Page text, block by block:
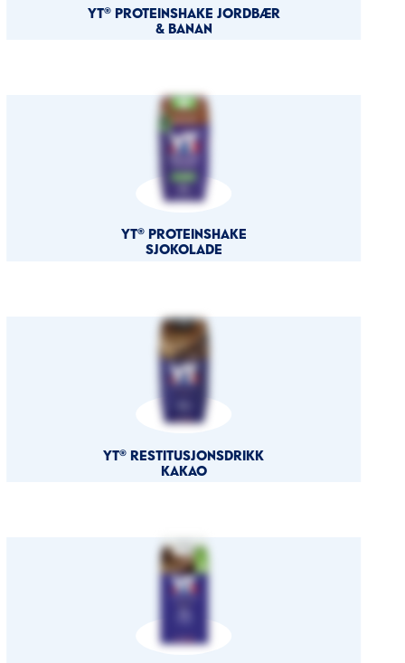
YT® PROTEINSHAKE JORDBÆR
& BANAN
YT® PROTEINSHAKE
SJOKOLADE
YT® RESTITUSJONSDRIKK
KAKAO